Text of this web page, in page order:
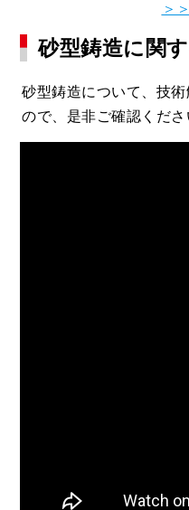
＞
砂型鋳造に関
砂型鋳造について、技
ので、是非ご確認くださ